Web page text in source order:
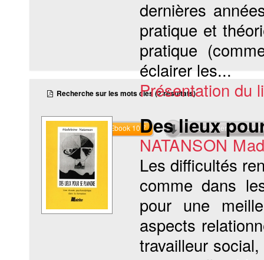
dernières
pratique et
pratique
éclairer les...
Présentation du
Commander l'Ebook 10 € Téléchargement
Recherche sur les mots clés (2 résultats)
Des lieux
NATANSON
Les difficultés
comme dans
pour une
aspects
travailleur